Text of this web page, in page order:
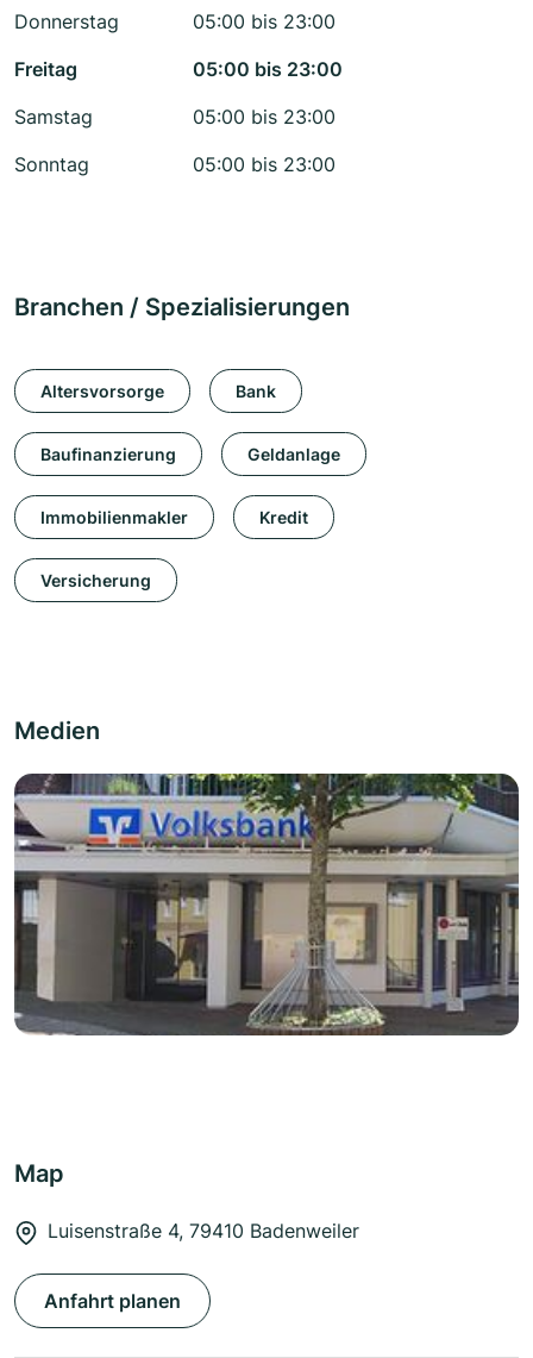
Donnerstag
05:00 bis 23:00
Freitag
05:00 bis 23:00
Samstag
05:00 bis 23:00
Sonntag
05:00 bis 23:00
Branchen / Spezialisierungen
Altersvorsorge Bank
Baufinanzierung Geldanlage
Immobilienmakler Kredit
Versicherung
Medien
Map
Luisenstraße 4, 79410 Badenweiler
Anfahrt planen